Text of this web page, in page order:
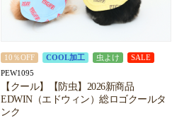
10％OFF COOL加工 虫よけ SALE
PEW1095
【クール】【防虫】2026新商品
EDWIN（エドウィン）総ロゴクールタ
ンク